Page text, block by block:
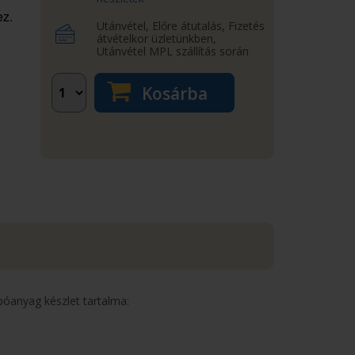
Utánvétel, Előre átutalás, Fizetés
átvételkor üzletünkben,
Utánvétel MPL szállítás során
Kosárba
készlet tartalma: